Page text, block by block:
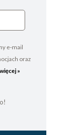
e-mail
oraz
więcej »